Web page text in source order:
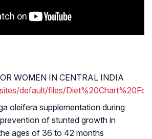
WOMEN IN CENTRAL INDIA
default/files/
oleifera supplementation during
of stunted growth in
ages of 36 to 42 months